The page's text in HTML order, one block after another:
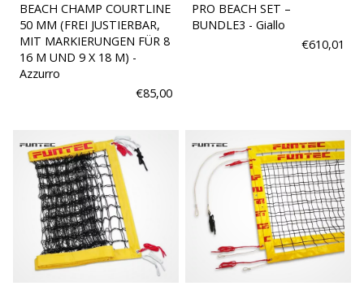
BEACH CHAMP COURTLINE
50 MM (FREI JUSTIERBAR,
MIT MARKIERUNGEN FÜR 8
16 M UND 9 X 18 M) -
Azzurro
€85,00
PRO BEACH SET –
BUNDLE3 - Giallo
€610,01